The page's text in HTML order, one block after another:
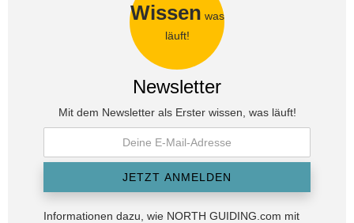
Wissen was
läuft!
Newsletter
Mit dem Newsletter als Erster wissen, was läuft!
Informationen dazu, wie NORTH GUIDING.com mit